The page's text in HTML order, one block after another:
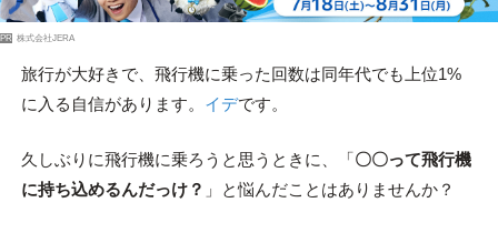
PR 株式会社JERA
旅行が大好きで、飛行機に乗った回数は同年代でも上位1%
に入る自信があります。 イデです。
久しぶりに飛行機に乗ろうと思うときに、「〇〇って飛行機
に持ち込めるんだっけ？ 」と悩んだことはありませんか？